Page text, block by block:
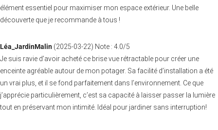
élément essentiel pour maximiser mon espace extérieur. Une belle
découverte que je recommande à tous !
Léa_JardinMalin (2025-03-22) Note : 4.0/5
Je suis ravie d’avoir acheté ce brise vue rétractable pour créer une
enceinte agréable autour de mon potager. Sa facilité d’installation a été
un vrai plus, et il se fond parfaitement dans l’environnement. Ce que
j’apprécie particulièrement, c’est sa capacité à laisser passer la lumière
tout en préservant mon intimité. Idéal pour jardiner sans interruption!